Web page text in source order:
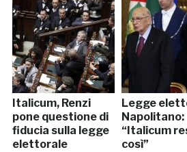
Italicum, Renzi
pone questione di
fiducia sulla legge
elettorale
Legge
Napolitano:
“Italicum
così”